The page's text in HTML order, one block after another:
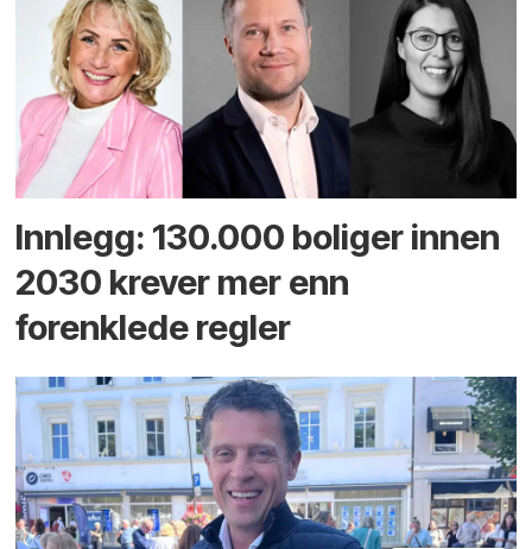
Innlegg: 130.000 boliger innen
2030 krever mer enn
forenklede regler